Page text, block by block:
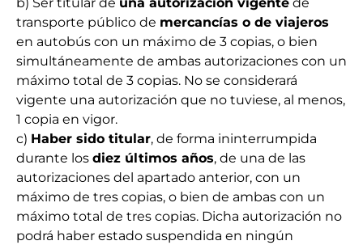
b) Ser titular de una autorización vigente de
transporte público de mercancías o de viajeros
en autobús con un máximo de 3 copias, o bien
simultáneamente de ambas autorizaciones con un
máximo total de 3 copias. No se considerará
vigente una autorización que no tuviese, al menos,
1 copia en vigor.
c) Haber sido titular, de forma ininterrumpida
durante los diez últimos años, de una de las
autorizaciones del apartado anterior, con un
máximo de tres copias, o bien de ambas con un
máximo total de tres copias. Dicha autorización no
podrá haber estado suspendida en ningún